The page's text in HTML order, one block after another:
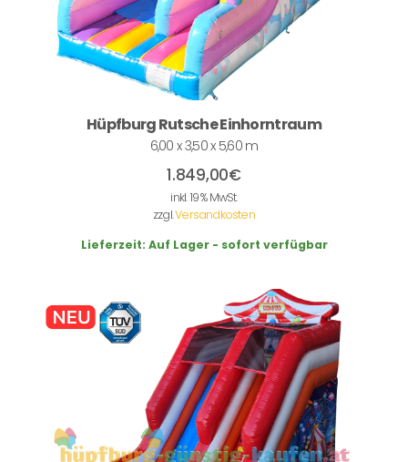
Hüpfburg Rutsche Einhorntraum
6,00 x 3,50 x 5,60 m
1.849,00€
inkl. 19 % MwSt.
zzgl.Versandkosten
Lieferzeit: Auf Lager - sofort verfügbar